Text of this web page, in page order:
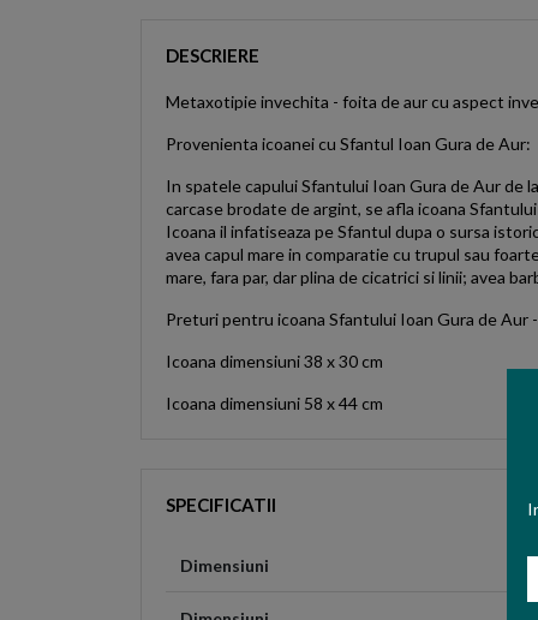
DESCRIERE
Metaxotipie invechita - foita de aur cu aspect
Provenienta icoanei cu Sfantul Ioan Gura de Aur:
In spatele capului Sfantului Ioan Gura de Aur
carcase brodate de argint, se afla icoana
Icoana il infatiseaza pe Sfantul dupa o sursa
avea capul mare in comparatie cu trupul sau
mare, fara par, dar plina de cicatrici si linii; avea
Preturi pentru icoana Sfantului Ioan Gura de
Icoana dimensiuni 38 x 30 cm
Icoana dimensiuni 58 x 44 cm
SPECIFICATII
Dimensiuni